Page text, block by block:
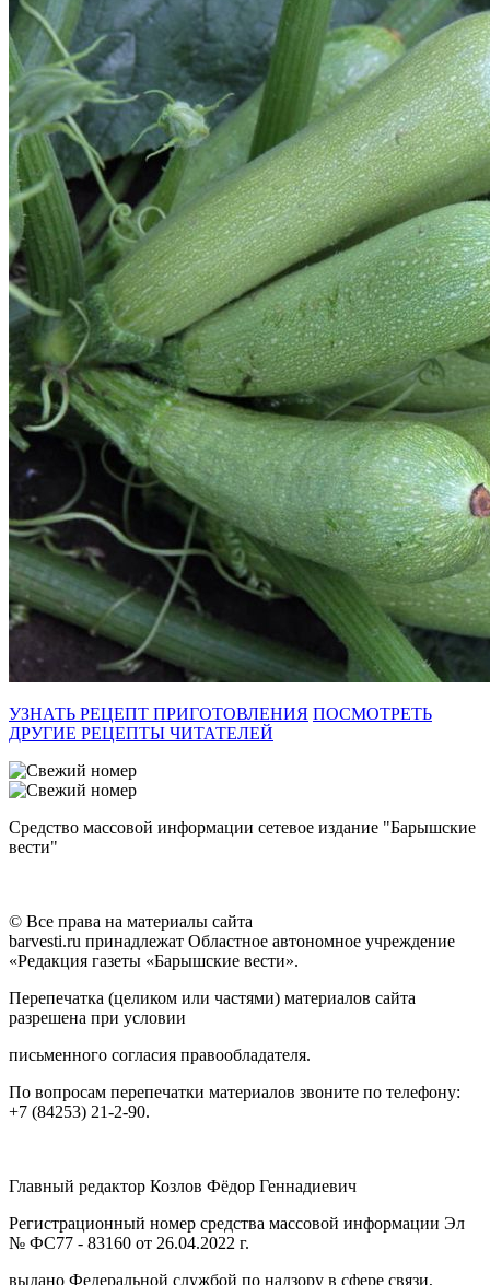
УЗНАТЬ РЕЦЕПТ ПРИГОТОВЛЕНИЯ ПОСМОТРЕТЬ
ДРУГИЕ РЕЦЕПТЫ ЧИТАТЕЛЕЙ
Средство массовой информации сетевое издание "Барышские
вести"
© Все права на материалы сайта
barvesti.ru принадлежат Областное автономное учреждение
«Редакция газеты «Барышские вести».
Перепечатка (целиком или частями) материалов сайта
разрешена при условии
письменного согласия правообладателя.
По вопросам перепечатки материалов звоните по телефону:
+7 (84253) 21-2-90.
Главный редактор Козлов Фёдор Геннадиевич
Регистрационный номер средства массовой информации Эл
№ ФС77 - 83160 от 26.04.2022 г.
выдано Федеральной службой по надзору в сфере связи,